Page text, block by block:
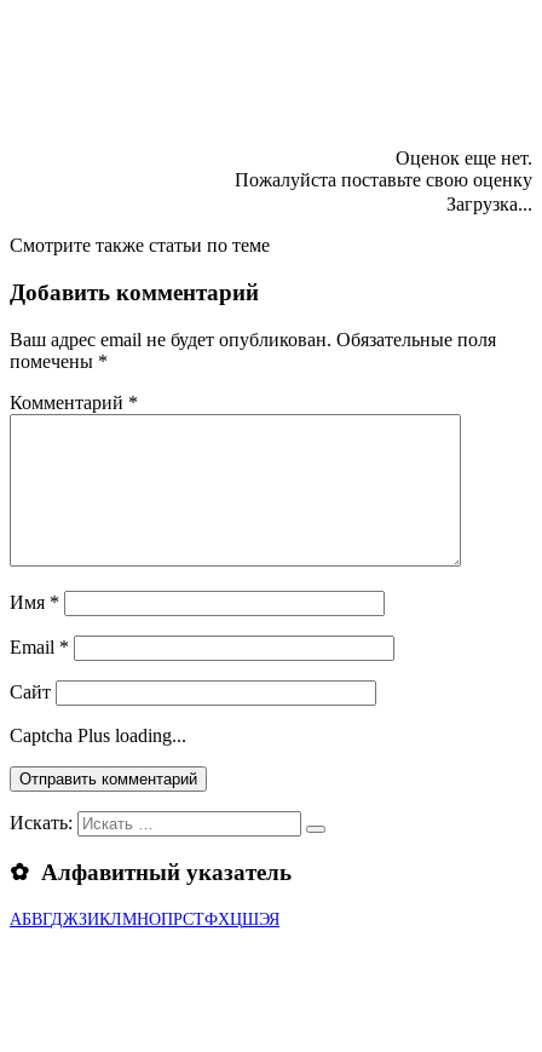
Оценок еще нет.
Пожалуйста поставьте свою оценку
Загрузка...
Смотрите также статьи по теме
Добавить комментарий
Ваш адрес email не будет опубликован. Обязательные поля
помечены *
Комментарий *
Имя *
Email *
Сайт
Captcha Plus loading...
Искать:
✿ Алфавитный указатель
АБВГДЖЗИКЛМНОПРСТФХЦШЭЯ